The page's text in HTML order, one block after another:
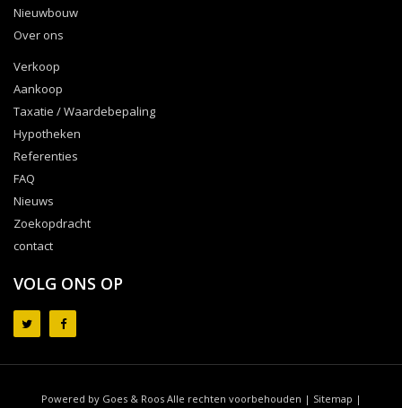
Nieuwbouw
Over ons
Verkoop
Aankoop
Taxatie / Waardebepaling
Hypotheken
Referenties
FAQ
Nieuws
Zoekopdracht
contact
VOLG ONS OP
Powered by Goes & Roos Alle rechten voorbehouden | Sitemap |